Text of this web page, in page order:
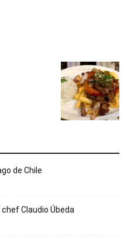
de Chile
Claudio Úbeda